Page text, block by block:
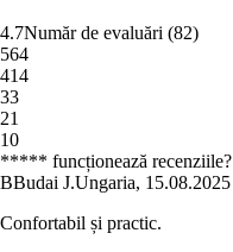
4.7Număr de evaluări (82)
564
414
33
21
10
***** funcționează recenziile?
BBudai J.Ungaria, 15.08.2025
Confortabil și practic.